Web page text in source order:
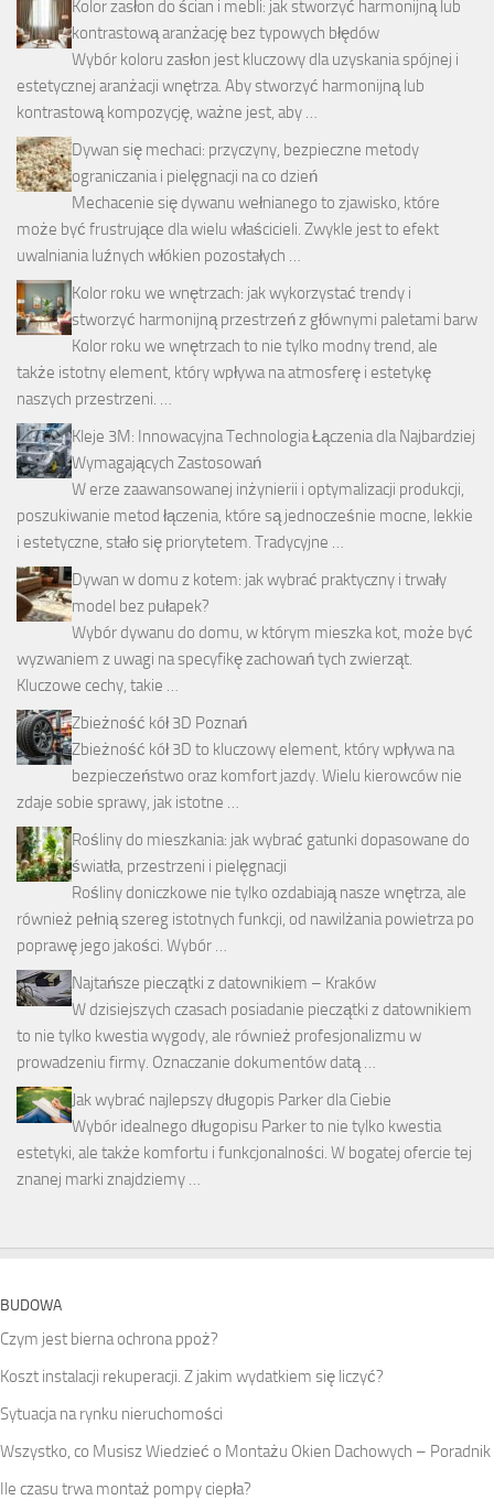
Kolor zasłon do ścian i mebli: jak stworzyć harmonijną lub
kontrastową aranżację bez typowych błędów
Wybór koloru zasłon jest kluczowy dla uzyskania spójnej i
estetycznej aranżacji wnętrza. Aby stworzyć harmonijną lub
kontrastową kompozycję, ważne jest, aby …
Dywan się mechaci: przyczyny, bezpieczne metody
ograniczania i pielęgnacji na co dzień
Mechacenie się dywanu wełnianego to zjawisko, które
może być frustrujące dla wielu właścicieli. Zwykle jest to efekt
uwalniania luźnych włókien pozostałych …
Kolor roku we wnętrzach: jak wykorzystać trendy i
stworzyć harmonijną przestrzeń z głównymi paletami barw
Kolor roku we wnętrzach to nie tylko modny trend, ale
także istotny element, który wpływa na atmosferę i estetykę
naszych przestrzeni. …
Kleje 3M: Innowacyjna Technologia Łączenia dla Najbardziej
Wymagających Zastosowań
W erze zaawansowanej inżynierii i optymalizacji produkcji,
poszukiwanie metod łączenia, które są jednocześnie mocne, lekkie
i estetyczne, stało się priorytetem. Tradycyjne …
Dywan w domu z kotem: jak wybrać praktyczny i trwały
model bez pułapek?
Wybór dywanu do domu, w którym mieszka kot, może być
wyzwaniem z uwagi na specyfikę zachowań tych zwierząt.
Kluczowe cechy, takie …
Zbieżność kół 3D Poznań
Zbieżność kół 3D to kluczowy element, który wpływa na
bezpieczeństwo oraz komfort jazdy. Wielu kierowców nie
zdaje sobie sprawy, jak istotne …
Rośliny do mieszkania: jak wybrać gatunki dopasowane do
światła, przestrzeni i pielęgnacji
Rośliny doniczkowe nie tylko ozdabiają nasze wnętrza, ale
również pełnią szereg istotnych funkcji, od nawilżania powietrza po
poprawę jego jakości. Wybór …
Najtańsze pieczątki z datownikiem – Kraków
W dzisiejszych czasach posiadanie pieczątki z datownikiem
to nie tylko kwestia wygody, ale również profesjonalizmu w
prowadzeniu firmy. Oznaczanie dokumentów datą …
Jak wybrać najlepszy długopis Parker dla Ciebie
Wybór idealnego długopisu Parker to nie tylko kwestia
estetyki, ale także komfortu i funkcjonalności. W bogatej ofercie tej
znanej marki znajdziemy …
BUDOWA
Czym jest bierna ochrona ppoż?
Koszt instalacji rekuperacji. Z jakim wydatkiem się liczyć?
Sytuacja na rynku nieruchomości
Wszystko, co Musisz Wiedzieć o Montażu Okien Dachowych – Poradnik
Ile czasu trwa montaż pompy ciepła?